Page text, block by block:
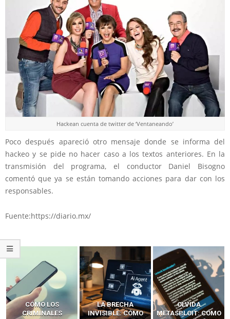
Hackean cuenta de twitter de ‘Ventaneando’
Poco después apareció otro mensaje donde se informa del
hackeo y se pide no hacer caso a los textos anteriores. En la
transmisión del programa, el conductor Daniel Bisogno
comentó que ya se están tomando acciones para dar con los
responsables.
Fuente:https://diario.mx/
LA BRECHA
INVISIBLE: CÓMO
OLVIDA
METASPLOIT: CÓMO
CÓMO LOS HACKERS
INTERCEPTAN OTPS